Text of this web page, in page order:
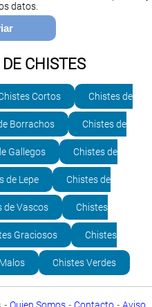
datos.
CHISTES
Cortos Chistes de
Borrachos Chistes de
Gallegos Chistes de
de Lepe Chistes de
de Vascos Chistes
Graciosos Chistes
Chistes Verdes